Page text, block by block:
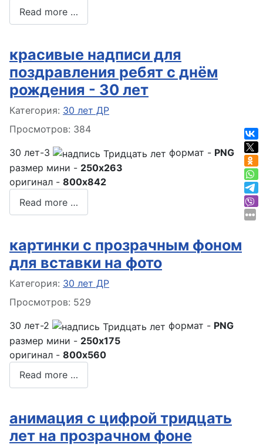
Read more …
красивые надписи для
поздравления ребят с днём
рождения - 30 лет
Информация о материале
Категория: 30 лет ДР
Просмотров: 384
30 лет-3
формат - PNG
размер мини - 250x263
оригинал - 800x842
Read more …
картинки с прозрачным фоном
для вставки на фото
Информация о материале
Категория: 30 лет ДР
Просмотров: 529
30 лет-2
формат - PNG
размер мини - 250x175
оригинал - 800x560
Read more …
анимация с цифрой тридцать
лет на прозрачном фоне